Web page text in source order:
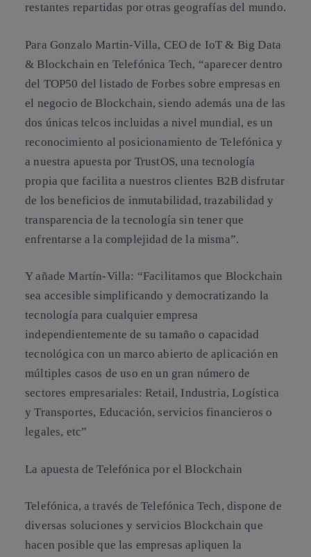
restantes repartidas por otras geografías del mundo.
Para Gonzalo Martin-Villa, CEO de IoT & Big Data
& Blockchain en Telefónica Tech, “aparecer dentro
del TOP50 del listado de Forbes sobre empresas en
el negocio de Blockchain, siendo además una de las
dos únicas telcos incluidas a nivel mundial, es un
reconocimiento al posicionamiento de Telefónica y
a nuestra apuesta por TrustOS, una tecnología
propia que facilita a nuestros clientes B2B disfrutar
de los beneficios de inmutabilidad, trazabilidad y
transparencia de la tecnología sin tener que
enfrentarse a la complejidad de la misma”.
Y añade Martín-Villa: “Facilitamos que Blockchain
sea accesible simplificando y democratizando la
tecnología para cualquier empresa
independientemente de su tamaño o capacidad
tecnológica con un marco abierto de aplicación en
múltiples casos de uso en un gran número de
sectores empresariales: Retail, Industria, Logística
y Transportes, Educación, servicios financieros o
legales, etc”
La apuesta de Telefónica por el Blockchain
Telefónica, a través de Telefónica Tech, dispone de
diversas soluciones y servicios Blockchain que
hacen posible que las empresas apliquen la